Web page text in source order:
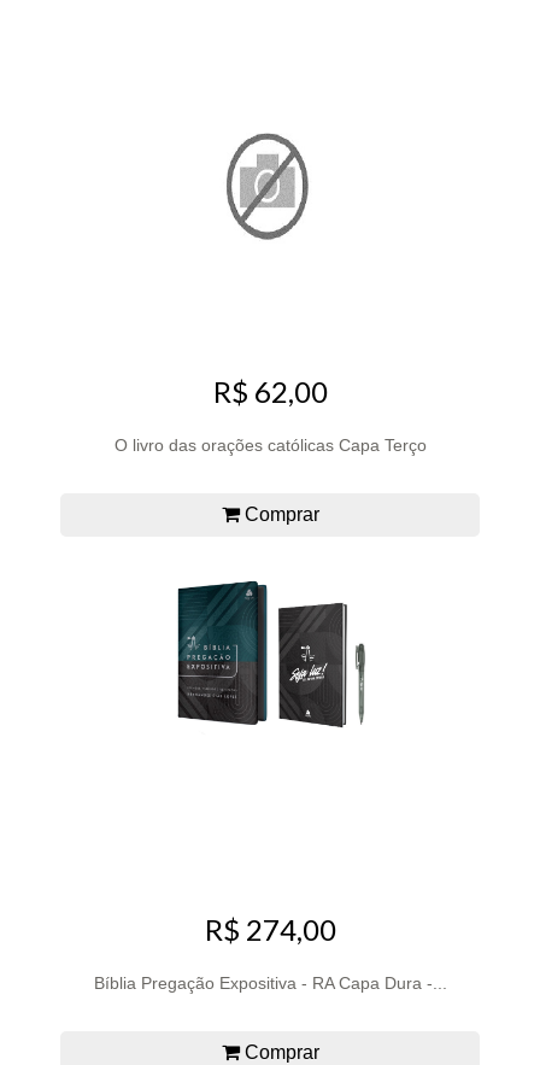
R$ 62,00
O livro das orações católicas Capa Terço
Comprar
R$ 274,00
Bíblia Pregação Expositiva - RA Capa Dura -...
Comprar